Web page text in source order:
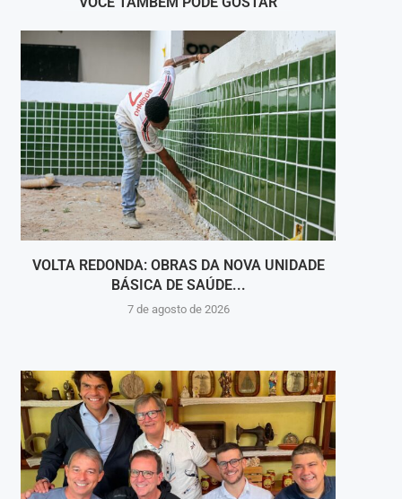
VOLTA REDONDA: OBRAS DA NOVA UNIDADE
BÁSICA DE SAÚDE...
7 de agosto de 2026